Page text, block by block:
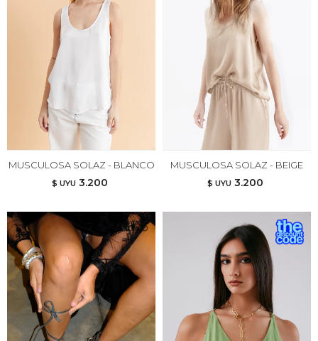
MUSCULOSA SOLAZ - BLANCO
$ UYU 3.200
MUSCULOSA SOLAZ - BEIGE
$ UYU 3.200